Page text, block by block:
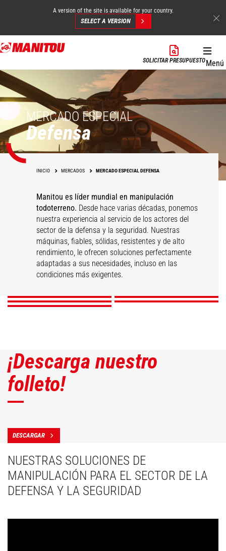
Pasar
al
principal
A version of the site is available for your country.
SELECT A VERSION
SOLICITAR PRESUPUESTOMenú
MERCADO ESPECIAL
Defensa
INICIO MERCADOS MERCADO ESPECIAL DEFENSA
Manitou es líder mundial en manipulación
todoterreno. Desde hace varias décadas, ponemos
nuestra experiencia al servicio de los actores del
sector de la defensa y la seguridad. Nuestras
máquinas, fiables, sólidas, resistentes y de alto
rendimiento, le ofrecen soluciones perfectamente
adaptadas a sus necesidades, incluso en las
condiciones más exigentes.
Logística pesada
Mantenimiento
aeronáutico
Construcción y
mantenimiento
DESCUBRIR
Logística ligera y
media
DESCUBRIR
Protección y
seguridad civil
DESCUBRIR
¡Descarga nuestro
folleto!
DESCARGAR
NUESTRAS SOLUCIONES DE
MANIPULACIÓN PARA EL SECTOR DE LA
DEFENSA Y LA SEGURIDAD